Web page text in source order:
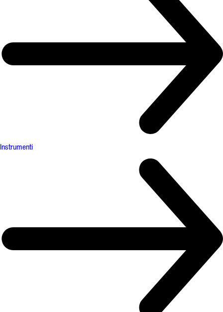
Instrumenti